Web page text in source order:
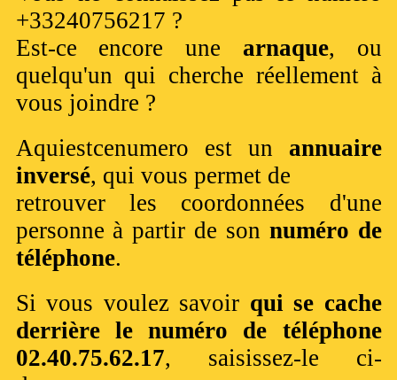
+33240756217 ?
Est-ce encore une arnaque, ou
quelqu'un qui cherche réellement à
vous joindre ?
Aquiestcenumero est un annuaire
inversé, qui vous permet de
retrouver les coordonnées d'une
personne à partir de son numéro de
téléphone.
Si vous voulez savoir qui se cache
derrière le numéro de téléphone
02.40.75.62.17, saisissez-le ci-